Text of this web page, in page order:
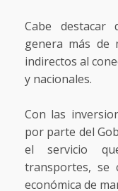
Cabe destacar
genera más de
indirectos al
y nacionales.
Con las
por parte del
el servicio
transportes, se
económica de